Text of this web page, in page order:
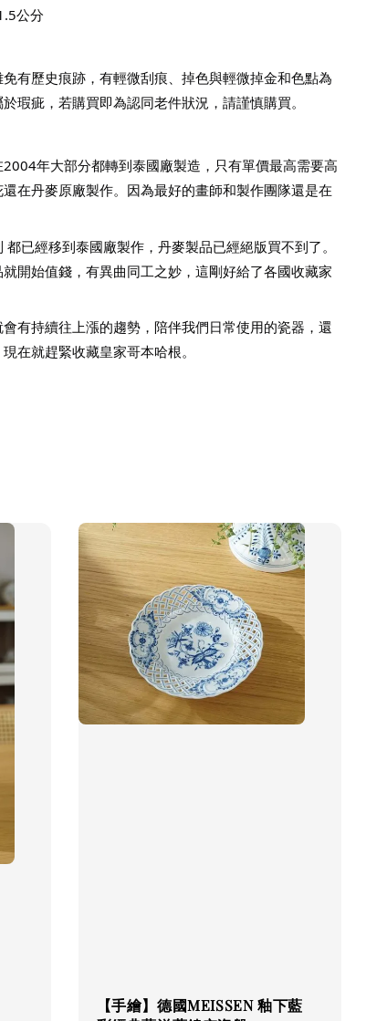
公分
免有歷史痕跡，有輕微刮痕、掉色與輕微掉金和色點為
瑕疵，若購買即為認同老件狀況，請謹慎購買。
年大部分都轉到泰國廠製造，只有單價最高需要高
在丹麥原廠製作。因為最好的畫師和製作團隊還是在
已經移到泰國廠製作，丹麥製品已經絕版買不到了。
開始值錢，有異曲同工之妙，這剛好給了各國收藏家
有持續往上漲的趨勢，陪伴我們日常使用的瓷器，還
在就趕緊收藏皇家哥本哈根。
【手繪】德國MEISSEN 釉下藍